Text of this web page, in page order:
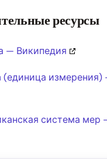
ресурсы
— Википедия
(единица измерения)
система мер